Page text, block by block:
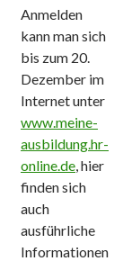
Anmelden
kann man sich
bis zum 20.
Dezember im
Internet unter
www.meine-
ausbildung.hr-
online.de, hier
finden sich
auch
ausführliche
Informationen